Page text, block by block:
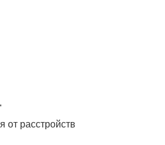
расстройств